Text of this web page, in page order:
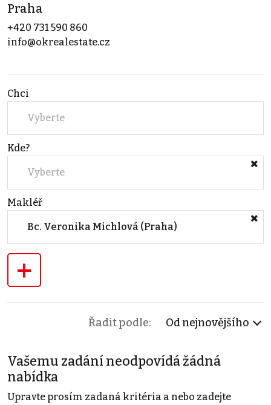
Praha
+420 731 590 860
info@okrealestate.cz
Chci
Vyberte
Kde?
Vyberte
Makléř
Bc. Veronika Michlová (Praha)
+
Řadit podle: Od nejnovějšího
Vašemu zadání neodpovídá žádná
nabídka
Upravte prosím zadaná kritéria a nebo zadejte